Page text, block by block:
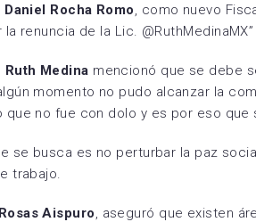
Daniel Rocha Romo, como nuevo
renuncia de la Lic. @RuthMedinaMX”
Ruth Medina mencionó que se debe
momento no pudo alcanzar la
que no fue con dolo y es por eso que
se busca es no perturbar la paz
trabajo.
Aispuro, aseguró que existen